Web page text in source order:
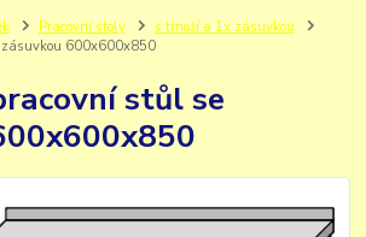
Pracovní stoly
s trnoží a 1x zásuvkou
zásuvkou 600x600x850
stůl se